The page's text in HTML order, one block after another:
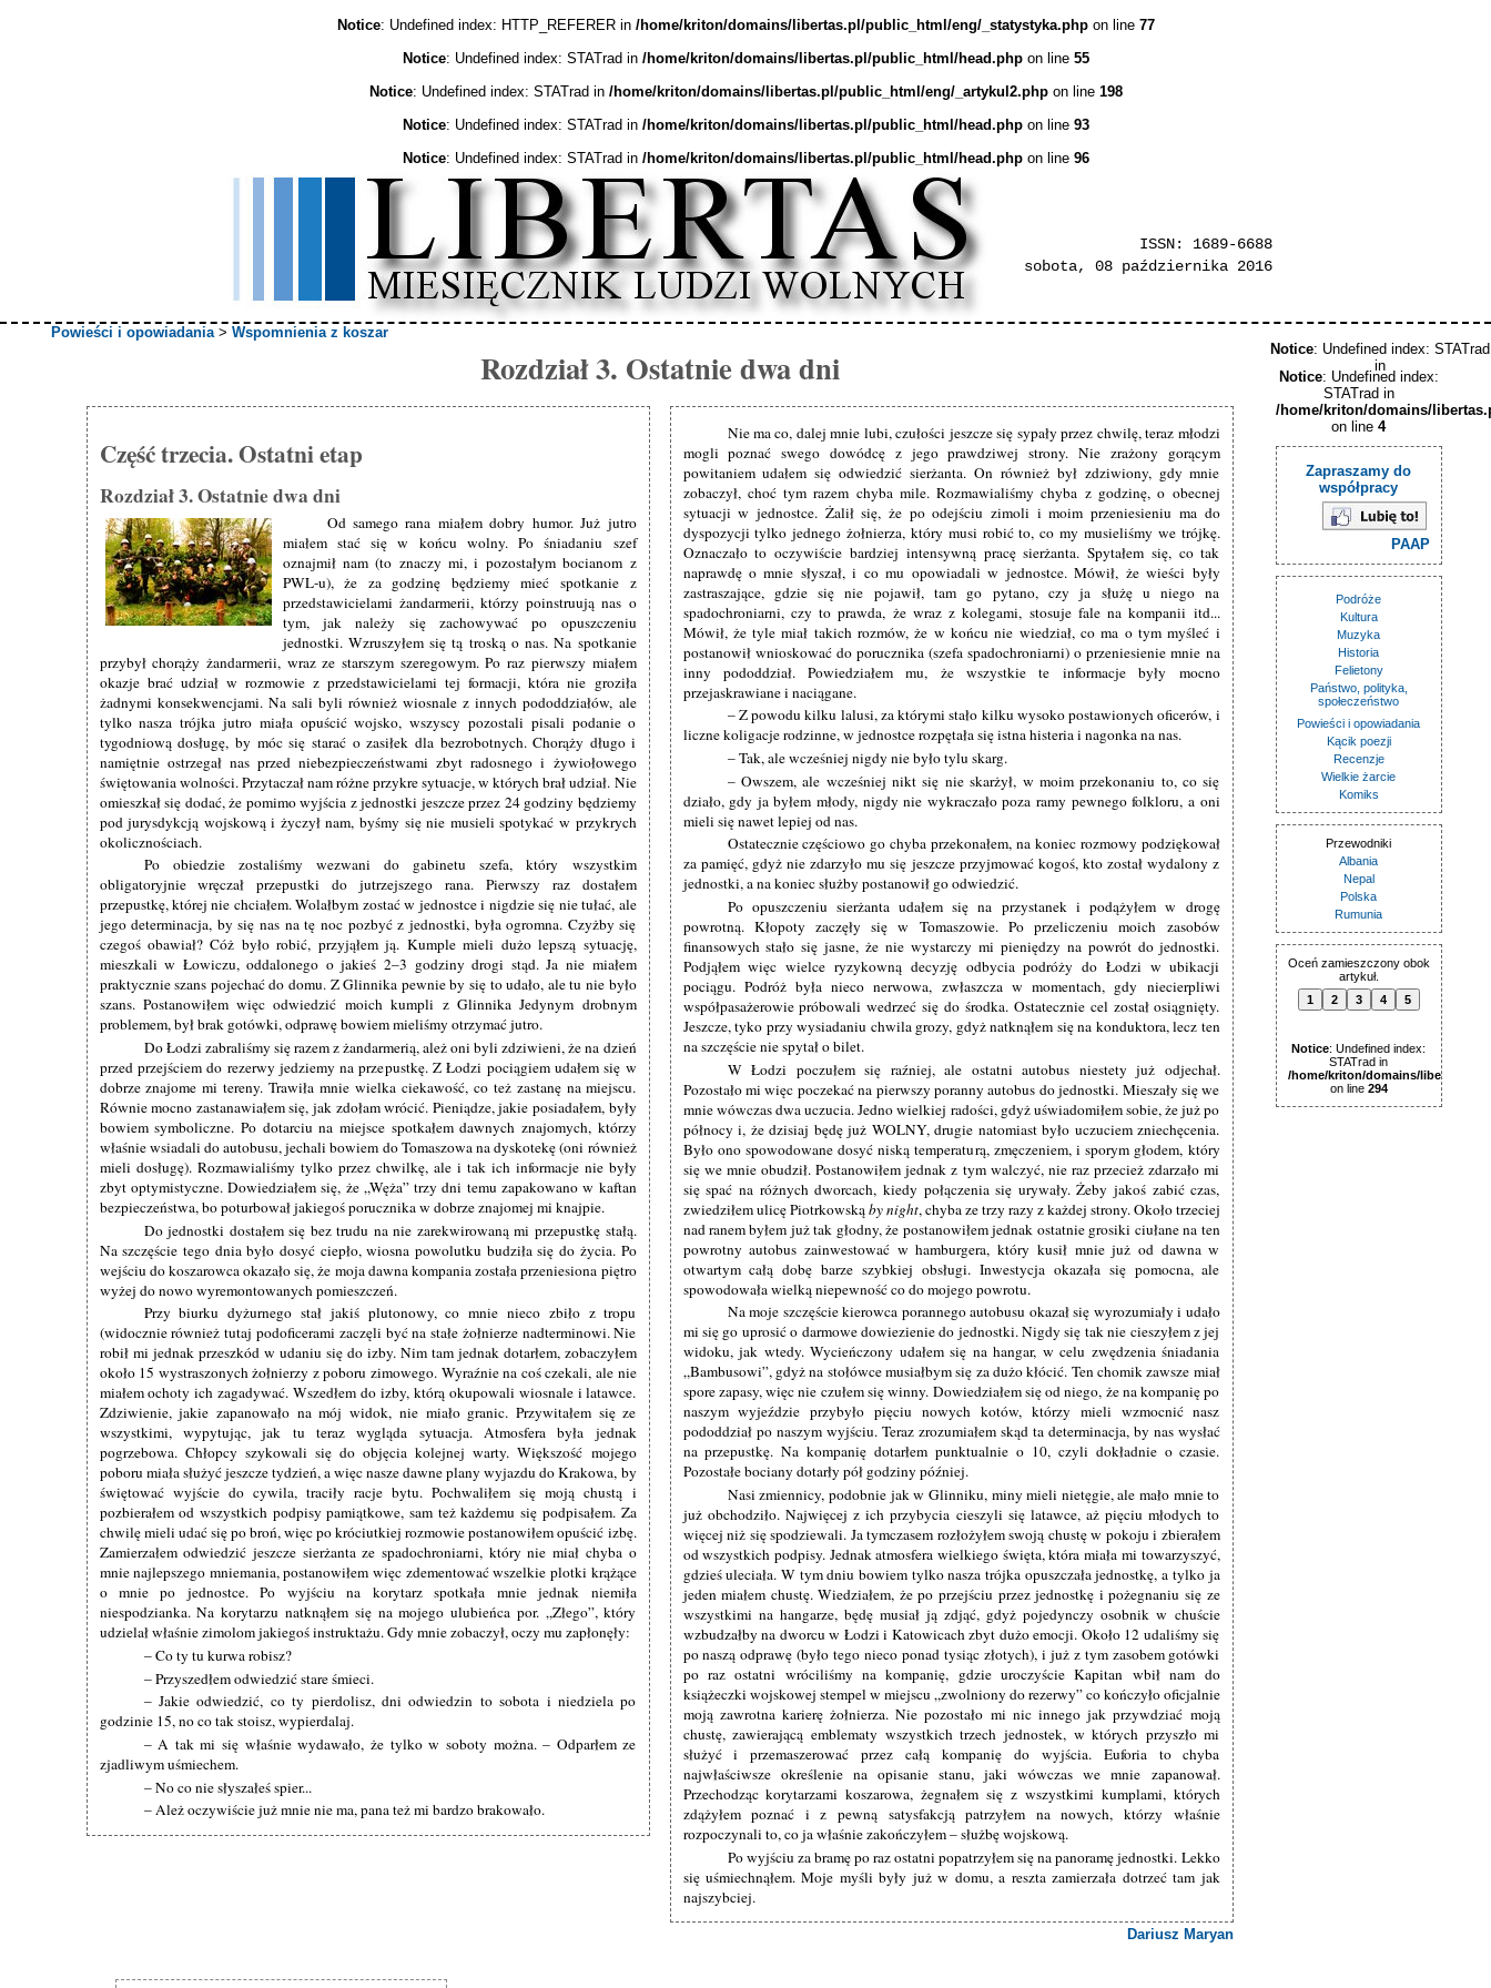
Notice: Undefined index: HTTP_REFERER in /home/kriton/domains/libertas.pl/public_html/eng/_statystyka.phpon line 77
Notice: Undefined index: STATrad in /home/kriton/domains/libertas.pl/public_html/head.phpon line 55
Notice: Undefined index: STATrad in /home/kriton/domains/libertas.pl/public_html/eng/_artykul2.phpon line 198
Notice: Undefined index: STATrad in /home/kriton/domains/libertas.pl/public_html/head.phpon line 93
Notice: Undefined index: STATrad in /home/kriton/domains/libertas.pl/public_html/head.phpon line 96
ISSN: 1689-6688
sobota, 08 października 2016
Powieści i opowiadania> Wspomnienia z koszar
Rozdział 3. Ostatnie dwa dni
Część trzecia. Ostatni etap
Rozdział 3. Ostatnie dwa dni
Od samego rana miałem dobry humor. Już jutro
miałem stać się w końcu wolny. Po śniadaniu szef
oznajmił nam (to znaczy mi, i pozostałym bocianom z
PWL-u), że za godzinę będziemy mieć spotkanie z
przedstawicielami żandarmerii, którzy poinstruują nas o
tym, jak należy się zachowywać po opuszczeniu
jednostki. Wzruszyłem się tą troską o nas. Na spotkanie
przybył chorąży żandarmerii, wraz ze starszym szeregowym. Po raz pierwszy miałem
okazje brać udział w rozmowie z przedstawicielami tej formacji, która nie groziła
żadnymi konsekwencjami. Na sali byli również wiosnale z innych pododdziałów, ale
tylko nasza trójka jutro miała opuścić wojsko, wszyscy pozostali pisali podanie o
tygodniową dosługę, by móc się starać o zasiłek dla bezrobotnych. Chorąży długo i
namiętnie ostrzegał nas przed niebezpieczeństwami zbyt radosnego i żywiołowego
świętowania wolności. Przytaczał nam różne przykre sytuacje, w których brał udział. Nie
omieszkał się dodać, że pomimo wyjścia z jednostki jeszcze przez 24 godziny będziemy
pod jurysdykcją wojskową i życzył nam, byśmy się nie musieli spotykać w przykrych
okolicznościach.
Po obiedzie zostaliśmy wezwani do gabinetu szefa, który wszystkim
obligatoryjnie wręczał przepustki do jutrzejszego rana. Pierwszy raz dostałem
przepustkę, której nie chciałem. Wolałbym zostać w jednostce i nigdzie się nie tułać, ale
jego determinacja, by się nas na tę noc pozbyć z jednostki, była ogromna. Czyżby się
czegoś obawiał? Cóż było robić, przyjąłem ją. Kumple mieli dużo lepszą sytuację,
mieszkali w Łowiczu, oddalonego o jakieś 2–3 godziny drogi stąd. Ja nie miałem
praktycznie szans pojechać do domu. Z Glinnika pewnie by się to udało, ale tu nie było
szans. Postanowiłem więc odwiedzić moich kumpli z Glinnika Jedynym drobnym
problemem, był brak gotówki, odprawę bowiem mieliśmy otrzymać jutro.
Do Łodzi zabraliśmy się razem z żandarmerią, ależ oni byli zdziwieni, że na dzień
przed przejściem do rezerwy jedziemy na przepustkę. Z Łodzi pociągiem udałem się w
dobrze znajome mi tereny. Trawiła mnie wielka ciekawość, co też zastanę na miejscu.
Równie mocno zastanawiałem się, jak zdołam wrócić. Pieniądze, jakie posiadałem, były
bowiem symboliczne. Po dotarciu na miejsce spotkałem dawnych znajomych, którzy
właśnie wsiadali do autobusu, jechali bowiem do Tomaszowa na dyskotekę (oni również
mieli dosługę). Rozmawialiśmy tylko przez chwilkę, ale i tak ich informacje nie były
zbyt optymistyczne. Dowiedziałem się, że „Węża” trzy dni temu zapakowano w kaftan
bezpieczeństwa, bo poturbował jakiegoś porucznika w dobrze znajomej mi knajpie.
Do jednostki dostałem się bez trudu na nie zarekwirowaną mi przepustkę stałą.
Na szczęście tego dnia było dosyć ciepło, wiosna powolutku budziła się do życia. Po
wejściu do koszarowca okazało się, że moja dawna kompania została przeniesiona piętro
wyżej do nowo wyremontowanych pomieszczeń.
Przy biurku dyżurnego stał jakiś plutonowy, co mnie nieco zbiło z tropu
(widocznie również tutaj podoficerami zaczęli być na stałe żołnierze nadterminowi. Nie
robił mi jednak przeszkód w udaniu się do izby. Nim tam jednak dotarłem, zobaczyłem
około 15 wystraszonych żołnierzy z poboru zimowego. Wyraźnie na coś czekali, ale nie
miałem ochoty ich zagadywać. Wszedłem do izby, którą okupowali wiosnale i latawce.
Zdziwienie, jakie zapanowało na mój widok, nie miało granic. Przywitałem się ze
wszystkimi, wypytując, jak tu teraz wygląda sytuacja. Atmosfera była jednak
pogrzebowa. Chłopcy szykowali się do objęcia kolejnej warty. Większość mojego
poboru miała służyć jeszcze tydzień, a więc nasze dawne plany wyjazdu do Krakowa, by
świętować wyjście do cywila, traciły racje bytu. Pochwaliłem się moją chustą i
pozbierałem od wszystkich podpisy pamiątkowe, sam też każdemu się podpisałem. Za
chwilę mieli udać się po broń, więc po króciutkiej rozmowie postanowiłem opuścić izbę.
Zamierzałem odwiedzić jeszcze sierżanta ze spadochroniarni, który nie miał chyba o
mnie najlepszego mniemania, postanowiłem więc zdementować wszelkie plotki krążące
o mnie po jednostce. Po wyjściu na korytarz spotkała mnie jednak niemiła
niespodzianka. Na korytarzu natknąłem się na mojego ulubieńca por. „Złego”, który
udzielał właśnie zimolom jakiegoś instruktażu. Gdy mnie zobaczył, oczy mu zapłonęły:
– Co ty tu kurwa robisz?
– Przyszedłem odwiedzić stare śmieci.
– Jakie odwiedzić, co ty pierdolisz, dni odwiedzin to sobota i niedziela po
godzinie 15, no co tak stoisz, wypierdalaj.
– A tak mi się właśnie wydawało, że tylko w soboty można. – Odparłem ze
zjadliwym uśmiechem.
– No co nie słyszałeś spier...
– Ależ oczywiście już mnie nie ma, pana też mi bardzo brakowało.
Nie ma co, dalej mnie lubi, czułości jeszcze się sypały przez chwilę, teraz młodzi
mogli poznać swego dowódcę z jego prawdziwej strony. Nie zrażony gorącym
powitaniem udałem się odwiedzić sierżanta. On również był zdziwiony, gdy mnie
zobaczył, choć tym razem chyba mile. Rozmawialiśmy chyba z godzinę, o obecnej
sytuacji w jednostce. Żalił się, że po odejściu zimoli i moim przeniesieniu ma do
dyspozycji tylko jednego żołnierza, który musi robić to, co my musieliśmy we trójkę.
Oznaczało to oczywiście bardziej intensywną pracę sierżanta. Spytałem się, co tak
naprawdę o mnie słyszał, i co mu opowiadali w jednostce. Mówił, że wieści były
zastraszające, gdzie się nie pojawił, tam go pytano, czy ja służę u niego na
spadochroniarni, czy to prawda, że wraz z kolegami, stosuje fale na kompanii itd...
Mówił, że tyle miał takich rozmów, że w końcu nie wiedział, co ma o tym myśleć i
postanowił wnioskować do porucznika (szefa spadochroniarni) o przeniesienie mnie na
inny pododdział. Powiedziałem mu, że wszystkie te informacje były mocno
przejaskrawiane i naciągane.
– Z powodu kilku lalusi, za którymi stało kilku wysoko postawionych oficerów, i
liczne koligacje rodzinne, w jednostce rozpętała się istna histeria i nagonka na nas.
– Tak, ale wcześniej nigdy nie było tylu skarg.
– Owszem, ale wcześniej nikt się nie skarżył, w moim przekonaniu to, co się
działo, gdy ja byłem młody, nigdy nie wykraczało poza ramy pewnego folkloru, a oni
mieli się nawet lepiej od nas.
Ostatecznie częściowo go chyba przekonałem, na koniec rozmowy podziękował
za pamięć, gdyż nie zdarzyło mu się jeszcze przyjmować kogoś, kto został wydalony z
jednostki, a na koniec służby postanowił go odwiedzić.
Po opuszczeniu sierżanta udałem się na przystanek i podążyłem w drogę
powrotną. Kłopoty zaczęły się w Tomaszowie. Po przeliczeniu moich zasobów
finansowych stało się jasne, że nie wystarczy mi pieniędzy na powrót do jednostki.
Podjąłem więc wielce ryzykowną decyzję odbycia podróży do Łodzi w ubikacji
pociągu. Podróż była nieco nerwowa, zwłaszcza w momentach, gdy niecierpliwi
współpasażerowie próbowali wedrzeć się do środka. Ostatecznie cel został osiągnięty.
Jeszcze, tyko przy wysiadaniu chwila grozy, gdyż natknąłem się na konduktora, lecz ten
na szczęście nie spytał o bilet.
W Łodzi poczułem się raźniej, ale ostatni autobus niestety już odjechał.
Pozostało mi więc poczekać na pierwszy poranny autobus do jednostki. Mieszały się we
mnie wówczas dwa uczucia. Jedno wielkiej radości, gdyż uświadomiłem sobie, że już po
północy i, że dzisiaj będę już WOLNY, drugie natomiast było uczuciem zniechęcenia.
Było ono spowodowane dosyć niską temperaturą, zmęczeniem, i sporym głodem, który
się we mnie obudził. Postanowiłem jednak z tym walczyć, nie raz przecież zdarzało mi
się spać na różnych dworcach, kiedy połączenia się urywały. Żeby jakoś zabić czas,
zwiedziłem ulicę Piotrkowską by night, chyba ze trzy razy z każdej strony. Około trzeciej
nad ranem byłem już tak głodny, że postanowiłem jednak ostatnie grosiki ciułane na ten
powrotny autobus zainwestować w hamburgera, który kusił mnie już od dawna w
otwartym całą dobę barze szybkiej obsługi. Inwestycja okazała się pomocna, ale
spowodowała wielką niepewność co do mojego powrotu.
Na moje szczęście kierowca porannego autobusu okazał się wyrozumiały i udało
mi się go uprosić o darmowe dowiezienie do jednostki. Nigdy się tak nie cieszyłem z jej
widoku, jak wtedy. Wycieńczony udałem się na hangar, w celu zwędzenia śniadania
„Bambusowi”, gdyż na stołówce musiałbym się za dużo kłócić. Ten chomik zawsze miał
spore zapasy, więc nie czułem się winny. Dowiedziałem się od niego, że na kompanię po
naszym wyjeździe przybyło pięciu nowych kotów, którzy mieli wzmocnić nasz
pododdział po naszym wyjściu. Teraz zrozumiałem skąd ta determinacja, by nas wysłać
na przepustkę. Na kompanię dotarłem punktualnie o 10, czyli dokładnie o czasie.
Pozostałe bociany dotarły pół godziny później.
Nasi zmiennicy, podobnie jak w Glinniku, miny mieli nietęgie, ale mało mnie to
już obchodziło. Najwięcej z ich przybycia cieszyli się latawce, aż pięciu młodych to
więcej niż się spodziewali. Ja tymczasem rozłożyłem swoją chustę w pokoju i zbierałem
od wszystkich podpisy. Jednak atmosfera wielkiego święta, która miała mi towarzyszyć,
gdzieś uleciała. W tym dniu bowiem tylko nasza trójka opuszczała jednostkę, a tylko ja
jeden miałem chustę. Wiedziałem, że po przejściu przez jednostkę i pożegnaniu się ze
wszystkimi na hangarze, będę musiał ją zdjąć, gdyż pojedynczy osobnik w chuście
wzbudzałby na dworcu w Łodzi i Katowicach zbyt dużo emocji. Około 12 udaliśmy się
po naszą odprawę (było tego nieco ponad tysiąc złotych), i już z tym zasobem gotówki
po raz ostatni wróciliśmy na kompanię, gdzie uroczyście Kapitan wbił nam do
książeczki wojskowej stempel w miejscu „zwolniony do rezerwy” co kończyło oficjalnie
moją zawrotna karierę żołnierza. Nie pozostało mi nic innego jak przywdziać moją
chustę, zawierającą emblematy wszystkich trzech jednostek, w których przyszło mi
służyć i przemaszerować przez całą kompanię do wyjścia. Euforia to chyba
najwłaściwsze określenie na opisanie stanu, jaki wówczas we mnie zapanował.
Przechodząc korytarzami koszarowa, żegnałem się z wszystkimi kumplami, których
zdążyłem poznać i z pewną satysfakcją patrzyłem na nowych, którzy właśnie
rozpoczynali to, co ja właśnie zakończyłem – służbę wojskową.
Po wyjściu za bramę po raz ostatni popatrzyłem się na panoramę jednostki. Lekko
się uśmiechnąłem. Moje myśli były już w domu, a reszta zamierzała dotrzeć tam jak
najszybciej.
Dariusz Maryan
Notice: Undefined index:
STATrad in
/home/kriton/domains/
on line 4
Zapraszamy do
współpracy
PAAP
Podróże
Kultura
Muzyka
Historia
Felietony
Państwo, polityka,
społeczeństwo
Powieści i opowiadania
Kącik poezji
Recenzje
Wielkie żarcie
Komiks
Przewodniki
Albania
Nepal
Polska
Rumunia
Oceń zamieszczony obok
artykuł.
1
2 3 4 5
Notice: Undefined index:
STATrad in
/home/kriton/domains/libertas.pl/
on line 294
Notice: Undefined index: STATrad
in